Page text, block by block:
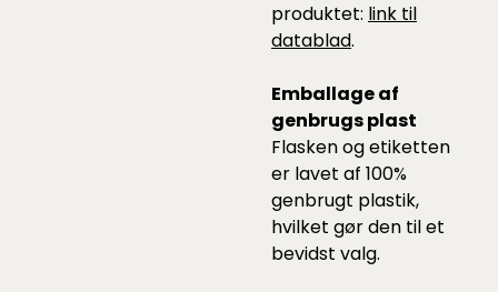
produktet: link til
datablad.
Emballage af
genbrugs plast
Flasken og etiketten
er lavet af 100%
genbrugt plastik,
hvilket gør den til et
bevidst valg.